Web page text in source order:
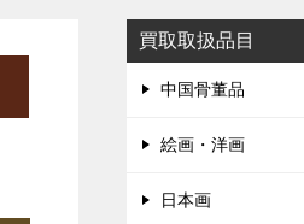
買取取扱品目
中国骨董品
絵画・洋画
日本画